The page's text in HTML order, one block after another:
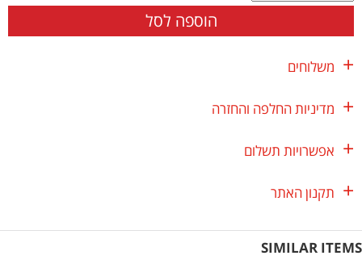
הוספה לסל
משלוחים
מדיניות החלפה והחזרה
אפשרויות תשלום
תקנון האתר
SIMILAR ITEMS